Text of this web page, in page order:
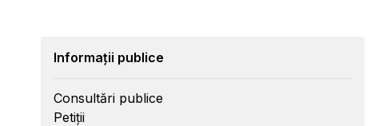
Informații publice
Consultări publice
Petiții